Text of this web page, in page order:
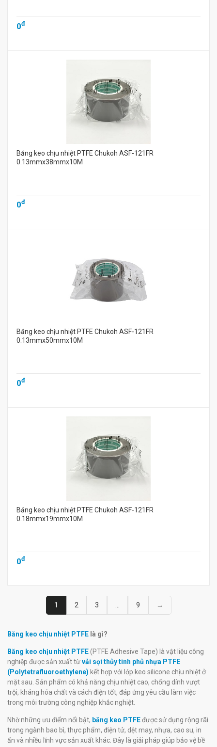
0đ
Băng keo chịu nhiệt PTFE Chukoh ASF-121FR
0.13mmx38mmx10M
0đ
Băng keo chịu nhiệt PTFE Chukoh ASF-121FR
0.13mmx50mmx10M
0đ
Băng keo chịu nhiệt PTFE Chukoh ASF-121FR
0.18mmx19mmx10M
0đ
1 2 3 9 →
Băng keo chịu nhiệt PTFE là gì?
Băng keo chịu nhiệt PTFE(PTFE Adhesive Tape) là vật liệu công
nghiệp được sản xuất từvải sợi thủy tinh phủ nhựa PTFE
(Polytetrafluoroethylene) kết hợp với lớp keo silicone chịu nhiệt ở
mặt sau. Sản phẩm có khả năng chịu nhiệt cao, chống dính vượt
trội, kháng hóa chất và cách điện tốt, đáp ứng yêu cầu làm việc
trong môi trường công nghiệp khắc nghiệt.
Nhờ những ưu điểm nổi bật, băng keo PTFEđược sử dụng rộng rãi
trong ngành bao bì, thực phẩm, điện tử, dệt may, nhựa, cao su, in
ấn và nhiều lĩnh vực sản xuất khác. Đây là giải pháp giúp bảo vệ bề